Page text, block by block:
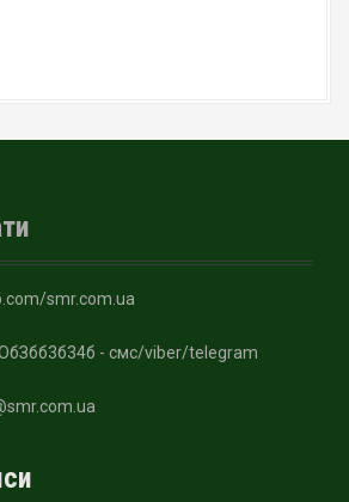
smr.com.ua
- смс/viber/telegram